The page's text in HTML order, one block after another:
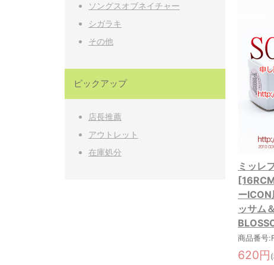
ミッレ
ー
ッサム
商品番号
620円
ソングスオブネイチャー
シガラキ
その他
ピックアップ
店長推薦
アウトレット
在庫処分